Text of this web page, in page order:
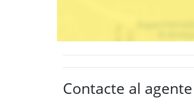
Contacte al agente